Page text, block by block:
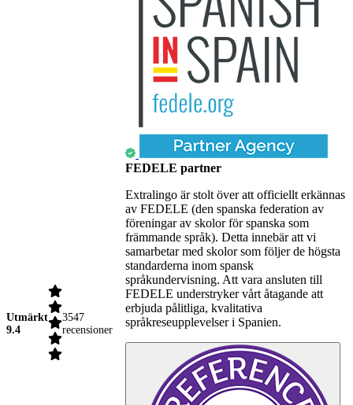
Utmärkt
9.4
3547
recensioner
FEDELE partner
Extralingo är stolt över att officiellt erkännas
av FEDELE (den spanska federation av
föreningar av skolor för spanska som
främmande språk). Detta innebär att vi
samarbetar med skolor som följer de högsta
standarderna inom spansk
språkundervisning. Att vara ansluten till
FEDELE understryker vårt åtagande att
erbjuda pålitliga, kvalitativa
språkreseupplevelser i Spanien.